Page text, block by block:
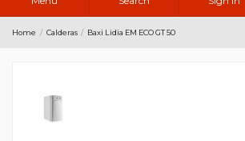
Home Calderas Baxi Lidia EM ECO GT 50